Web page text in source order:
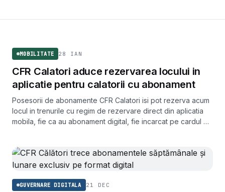
MOBILITATE 28 IAN
CFR Calatori aduce rezervarea locului in
aplicatie pentru calatorii cu abonament
Posesorii de abonamente CFR Calatori isi pot rezerva acum
locul in trenurile cu regim de rezervare direct din aplicatia
mobila, fie ca au abonament digital, fie incarcat pe cardul de
GUVERNARE DIGITALA 21 DEC